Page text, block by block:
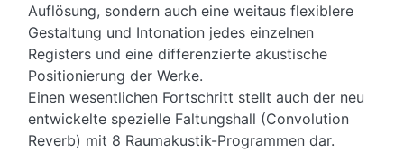
Auflösung, sondern auch eine weitaus flexiblere
Gestaltung und Intonation jedes einzelnen
Registers und eine differenzierte akustische
Positionierung der Werke.
Einen wesentlichen Fortschritt stellt auch der neu
entwickelte spezielle Faltungshall (Convolution
Reverb) mit 8 Raumakustik-Programmen dar.